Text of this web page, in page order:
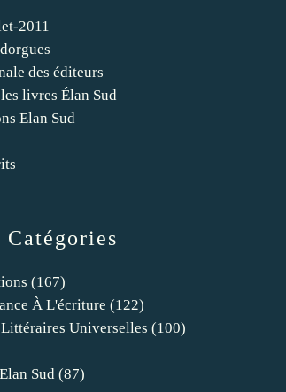
Catégories
(167)
À L'écriture (122)
Universelles (100)
Sud (87)
2011
des éditeurs
livres Élan Sud
Elan Sud